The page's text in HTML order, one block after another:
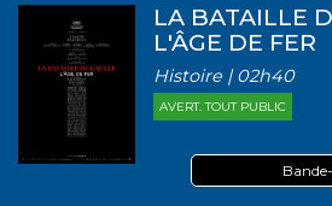
LA BATAILLE
L'ÂGE DE FER
Histoire | 02h40
AVERT. TOUT PUBLIC